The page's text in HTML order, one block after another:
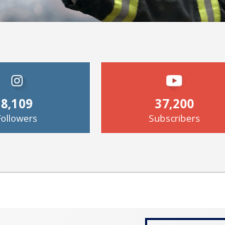
8,109 37,200
Subscribers